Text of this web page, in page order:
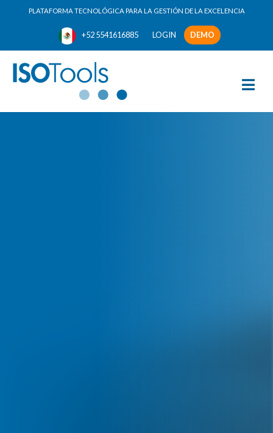
PLATAFORMA TECNOLÓGICA PARA LA GESTIÓN DE LA EXCELENCIA
+52 5541616885 LOGIN DEMO